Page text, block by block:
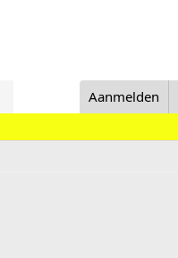
Aanmelden